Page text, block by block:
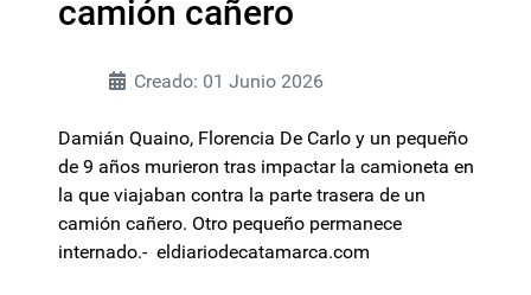
camión cañero
Creado: 01 Junio 2026
Damián Quaino, Florencia De Carlo y un pequeño
de 9 años murieron tras impactar la camioneta en
la que viajaban contra la parte trasera de un
camión cañero. Otro pequeño permanece
internado.- eldiariodecatamarca.com